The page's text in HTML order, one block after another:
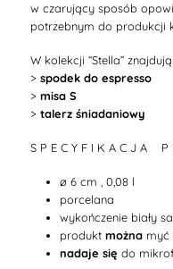
w czarujący sposób
potrzebnym do produkcji
W kolekcji “Stella”znajdują
> spodek do espresso
> misa S
> talerz śniadaniowy
S P E C Y F I K A C J A P
ø 6 cm , 0,08 l
porcelana
wykończenie biały
produkt można myć
nadaje siędo